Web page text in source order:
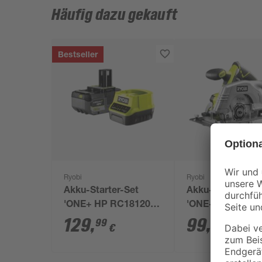
Häufig dazu gekauft
Bestseller
Ryobi
Akku-Starter-Set
'ONE+ HP RC18120-
150X' 18 V 5,0 Ah mit
Akku und Ladegerät
129,99 €
Ryobi
Akku-
'ONE+ R18CS-0'
Akku, Ø 165 mm
99, €